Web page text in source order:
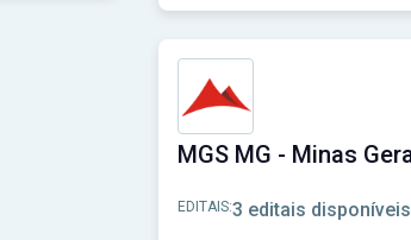
EDITAIS:3 editais disponíveis